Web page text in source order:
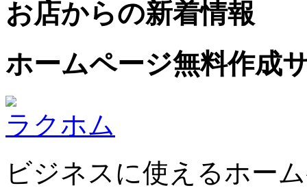
お店からの新着情報
ホームページ無料作成
ラクホム
ビジネスに使えるホー